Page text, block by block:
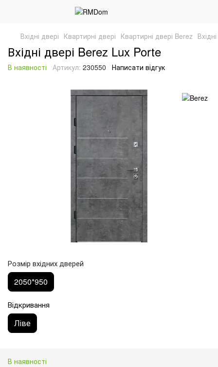
Вхідні двері Квартирні двері Квартирні двері Berez
Вхідні двері Berez Lux Porte
В наявності Артикул: 230550 Написати відгук
Розмір вхідних дверей
2050*950
Відкривання
Ліве
В наявності